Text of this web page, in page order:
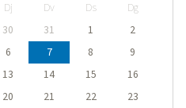
Dj Dv Ds
Dg
30 31 1
2
6 7 8
9
13 14 15
16
20 21 22
23